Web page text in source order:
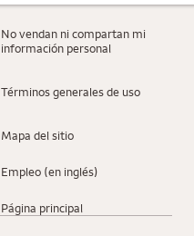
No vendan ni compartan mi
información personal
Términos generales de uso
Mapa del sitio
Empleo (en inglés)
Página principal